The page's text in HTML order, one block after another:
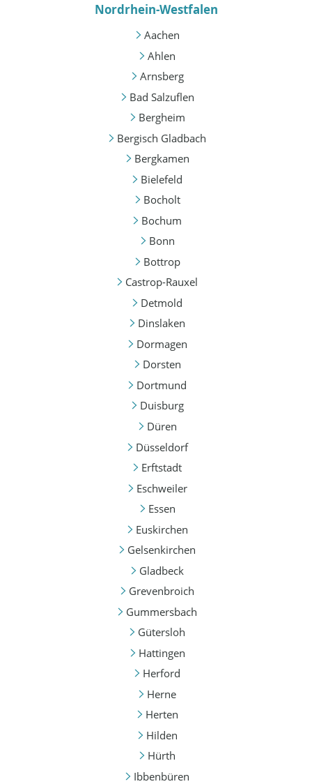
Nordrhein-Westfalen
Aachen
Ahlen
Arnsberg
Bad Salzuflen
Bergheim
Bergisch Gladbach
Bergkamen
Bielefeld
Bocholt
Bochum
Bonn
Bottrop
Castrop-Rauxel
Detmold
Dinslaken
Dormagen
Dorsten
Dortmund
Duisburg
Düren
Düsseldorf
Erftstadt
Eschweiler
Essen
Euskirchen
Gelsenkirchen
Gladbeck
Grevenbroich
Gummersbach
Gütersloh
Hattingen
Herford
Herne
Herten
Hilden
Hürth
Ibbenbüren